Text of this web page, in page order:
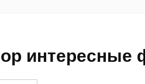
интересные